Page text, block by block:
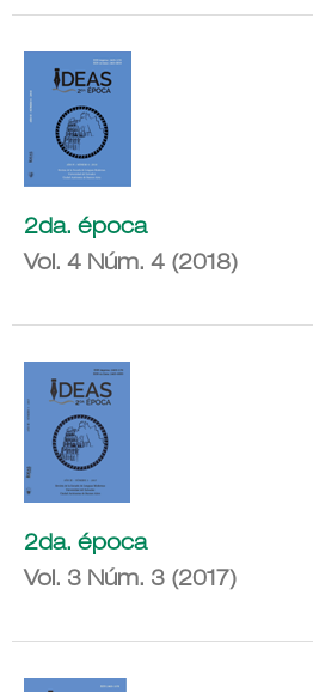
2da. época
Vol. 4 Núm. 4 (2018)
2da. época
Vol. 3 Núm. 3 (2017)